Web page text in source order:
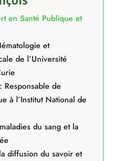
en Santé Publique et
et
de l’Université
de
à l’Institut National de
du sang et la
diffusion du savoir et